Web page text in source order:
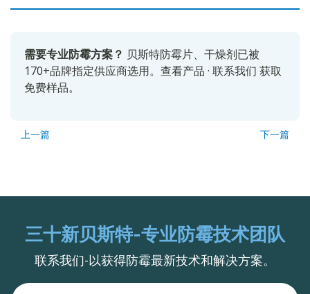
需要专业防霉方案？ 贝斯特防霉片、干燥剂已被
170+品牌指定供应商选用。 查看产品 · 联系我们 获取
免费样品。
上一篇 下一篇
三十新贝斯特-专业防霉技术团队
联系我们-以获得防霉最新技术和解决方案。